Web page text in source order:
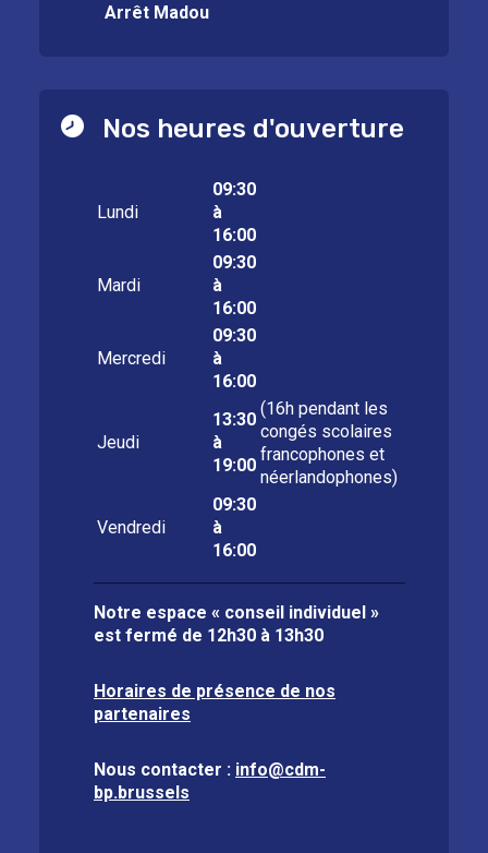
Arrêt Madou
Nos heures d'ouverture
Lundi
09:30
à
16:00
Mardi
09:30
à
16:00
Mercredi
09:30
à
16:00
Jeudi
13:30
à
19:00
(16h pendant les
congés scolaires
francophones et
néerlandophones)
Vendredi
09:30
à
16:00
Notre espace « conseil individuel »
est fermé de 12h30 à 13h30
Horaires de présence de nos
partenaires
Nous contacter : info@cdm-
bp.brussels